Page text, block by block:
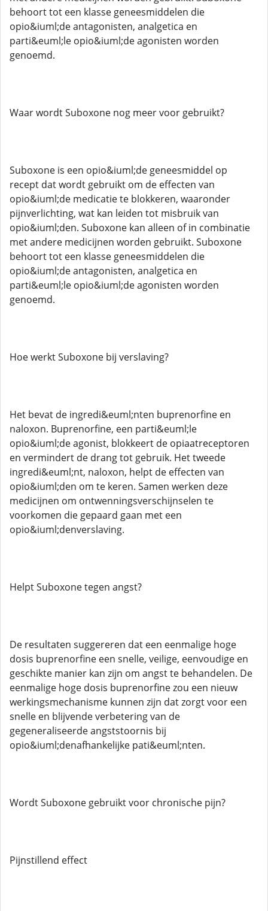
behoort tot een klasse geneesmiddelen die
opio&iuml;de antagonisten, analgetica en
parti&euml;le opio&iuml;de agonisten worden
genoemd.
Waar wordt Suboxone nog meer voor gebruikt?
Suboxone is een opio&iuml;de geneesmiddel op
recept dat wordt gebruikt om de effecten van
opio&iuml;de medicatie te blokkeren, waaronder
pijnverlichting, wat kan leiden tot misbruik van
opio&iuml;den. Suboxone kan alleen of in combinatie
met andere medicijnen worden gebruikt. Suboxone
behoort tot een klasse geneesmiddelen die
opio&iuml;de antagonisten, analgetica en
parti&euml;le opio&iuml;de agonisten worden
genoemd.
Hoe werkt Suboxone bij verslaving?
Het bevat de ingredi&euml;nten buprenorfine en
naloxon. Buprenorfine, een parti&euml;le
opio&iuml;de agonist, blokkeert de opiaatreceptoren
en vermindert de drang tot gebruik. Het tweede
ingredi&euml;nt, naloxon, helpt de effecten van
opio&iuml;den om te keren. Samen werken deze
medicijnen om ontwenningsverschijnselen te
voorkomen die gepaard gaan met een
opio&iuml;denverslaving.
Helpt Suboxone tegen angst?
De resultaten suggereren dat een eenmalige hoge
dosis buprenorfine een snelle, veilige, eenvoudige en
geschikte manier kan zijn om angst te behandelen. De
eenmalige hoge dosis buprenorfine zou een nieuw
werkingsmechanisme kunnen zijn dat zorgt voor een
snelle en blijvende verbetering van de
gegeneraliseerde angststoornis bij
opio&iuml;denafhankelijke pati&euml;nten.
Wordt Suboxone gebruikt voor chronische pijn?
Pijnstillend effect